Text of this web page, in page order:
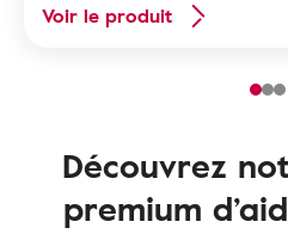
Voir le produit
Découvrez
premium